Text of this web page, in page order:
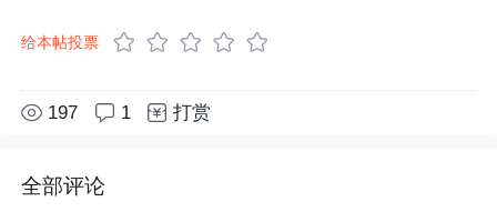
给本帖投票
197 1 打赏
全部评论